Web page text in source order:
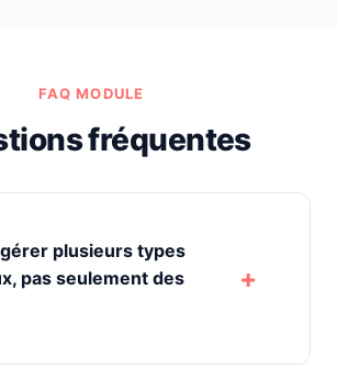
FAQ MODULE
fréquentes
plusieurs types
pas seulement des